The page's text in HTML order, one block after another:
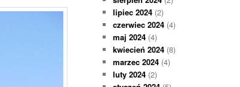
lipiec 2024 (2)
czerwiec 2024 (4)
maj 2024 (4)
kwiecień 2024 (8)
marzec 2024 (4)
luty 2024 (2)